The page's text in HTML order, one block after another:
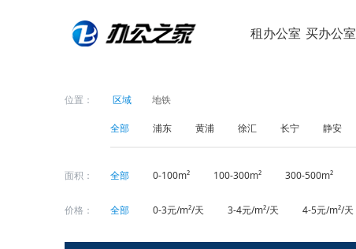
租办公室 买办公室
位置： 区域 地铁
全部 浦东 黄浦 徐汇 长宁 静安
面积： 全部 0-100m² 100-300m² 300-500m²
价格： 全部 0-3元/m²/天 3-4元/m²/天 4-5元/m²/天